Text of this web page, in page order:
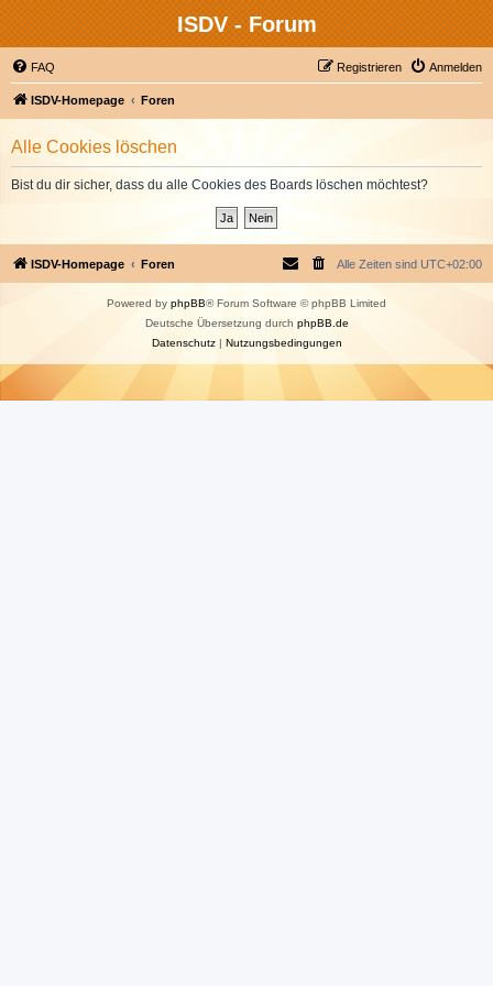
ISDV - Forum
FAQ Anmelden
Registrieren
ISDV-Homepage Foren
Alle Cookies löschen
Bist du dir sicher, dass du alle Cookies des Boards löschen möchtest?
ISDV-Homepage Foren Alle Zeiten sind UTC+02:00
Powered by phpBB® Forum Software © phpBB Limited
Deutsche Übersetzung durch phpBB.de
Datenschutz| Nutzungsbedingungen